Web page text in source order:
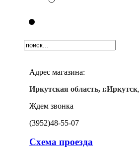
Адрес магазина:
Иркутская область, г.Иркутск
Ждем звонка
(3952)48-55-07
Схема проезда